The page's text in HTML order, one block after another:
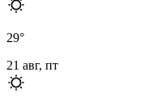
29°
21 авг, пт